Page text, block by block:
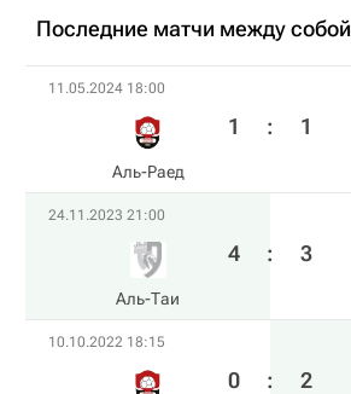
Последние матчи между собой
11.05.2024 18:00
Аль-Раед
1 : 1
24.11.2023 21:00
Аль-Таи
4 : 3
10.10.2022 18:15
0 : 2